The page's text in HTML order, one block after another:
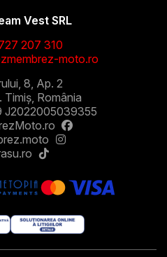
Vest SRL
207 310
moto.ro
8, Ap. 2
Timiș, România
J2022005039355